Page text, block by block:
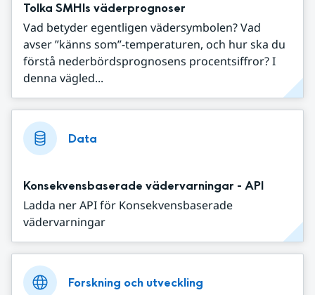
Tolka SMHIs väderprognoser
Vad betyder egentligen vädersymbolen? Vad
avser ”känns som”-temperaturen, och hur ska du
förstå nederbördsprognosens procentsiffror? I
denna vägled...
Data
Konsekvensbaserade vädervarningar - API
Ladda ner API för Konsekvensbaserade
vädervarningar
Forskning och utveckling